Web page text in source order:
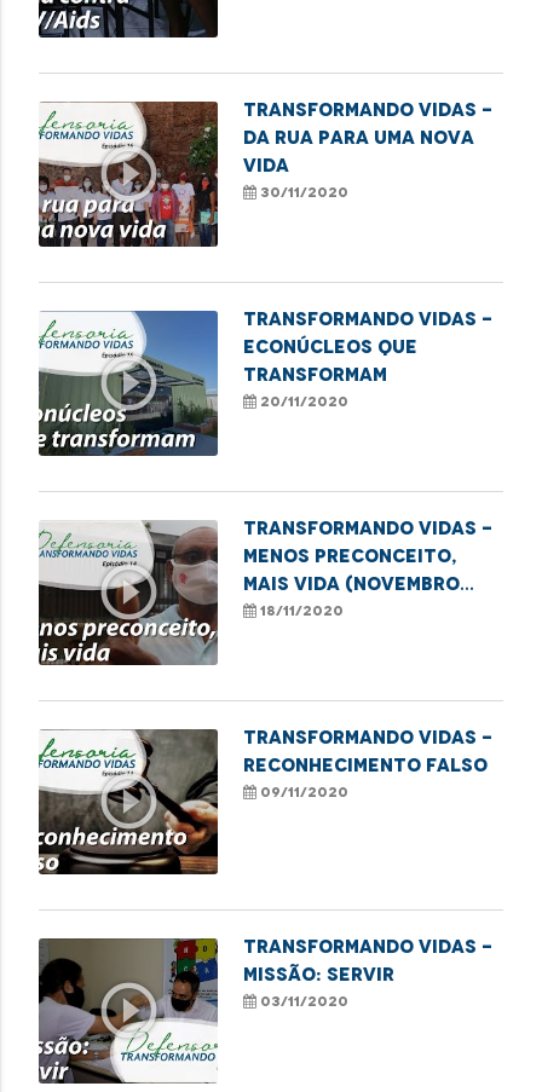
play_circle_outline
Transformando Vidas -
Da rua para uma nova
vida
30/11/2020
play_circle_outline
Transformando Vidas -
Econúcleos que
transformam
20/11/2020
play_circle_outline
TRANSFORMANDO VIDAS -
MENOS PRECONCEITO,
MAIS VIDA (NOVEMBRO
AZUL)
18/11/2020
play_circle_outline
Transformando Vidas -
Reconhecimento falso
09/11/2020
play_circle_outline
Transformando Vidas -
Missão: servir
03/11/2020